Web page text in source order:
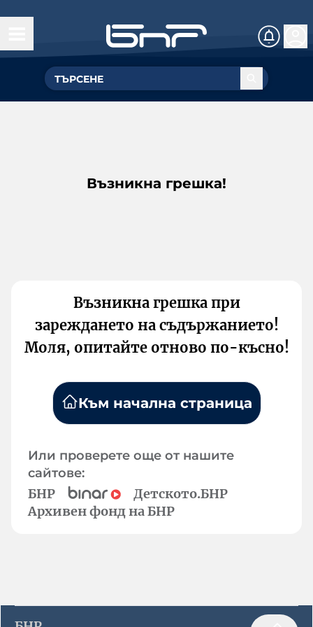
Възникна грешка!
Възникна грешка при
зареждането на съдържанието!
Моля, опитайте отново по-късно!
Към начална страница
Или проверете още от нашите
сайтове:
БНР
Детското.БНР
Архивен фонд на БНР